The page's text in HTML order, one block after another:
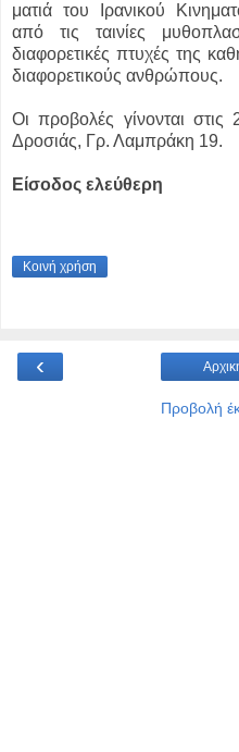
ματιά του Ιρανικού
από τις ταινίες
διαφορετικές πτυχές της
διαφορετικούς ανθρώπους.
Οι προβολές γίνονται στις
Δροσιάς, Γρ. Λαμπράκη 19.
Είσοδος ελεύθερη
Κοινή χρήση
‹
Προβολή